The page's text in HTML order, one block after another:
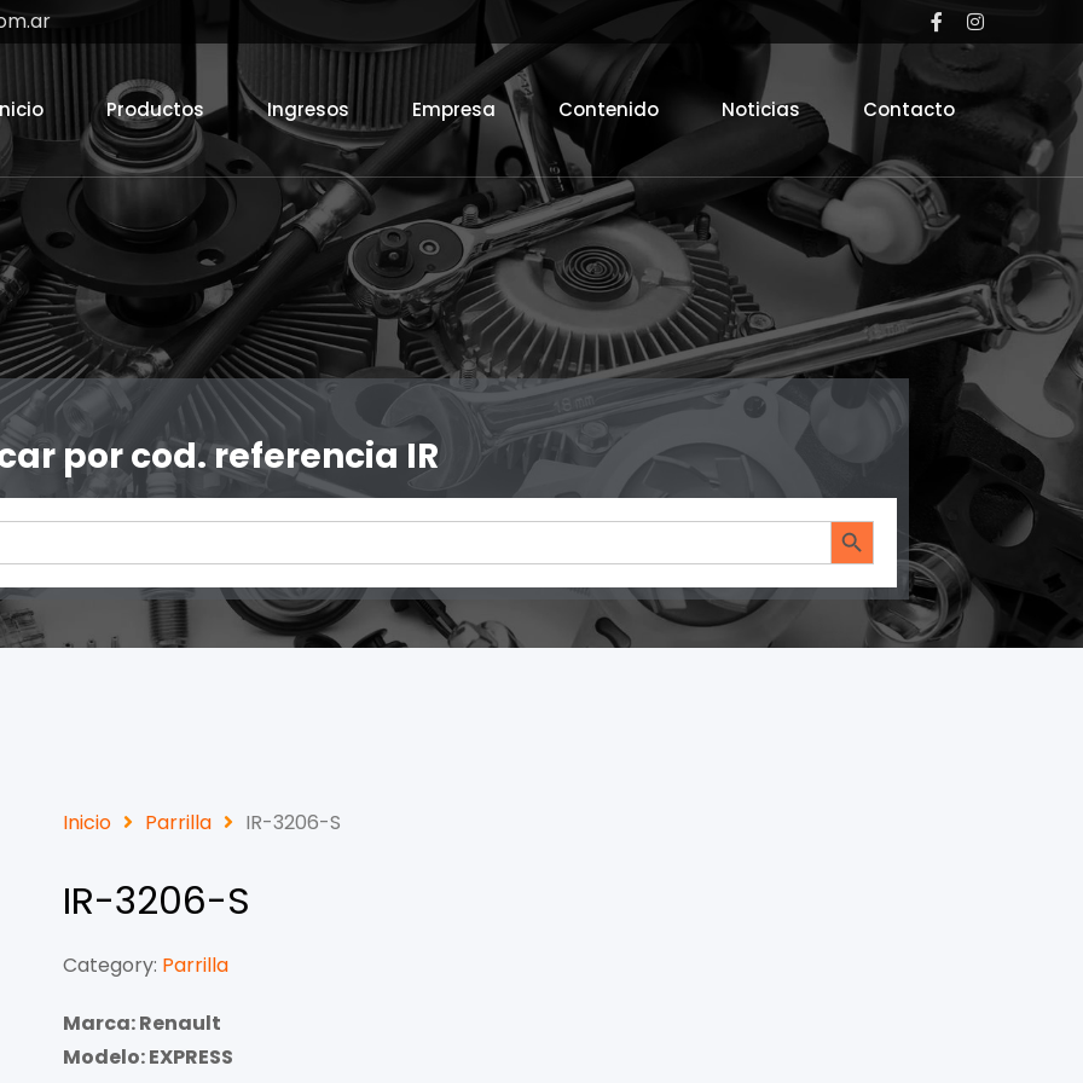
Productos Ingresos Empresa Contenido Noticias Contacto
por cod. referencia IR
Search Button
Inicio Parrilla IR-3206-S
IR-3206-S
Category: Parrilla
Marca: Renault
Modelo: EXPRESS